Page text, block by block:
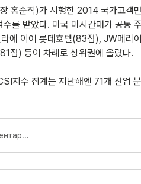
홍순직)가 시행한 2014 국가고
를 받았다. 미국 미시간대가 공동
라에 이어 롯데호텔(83점), JW메리
점) 등이 차례로 상위권에 올랐다.
지수 집계는 지난해엔 71개 산업